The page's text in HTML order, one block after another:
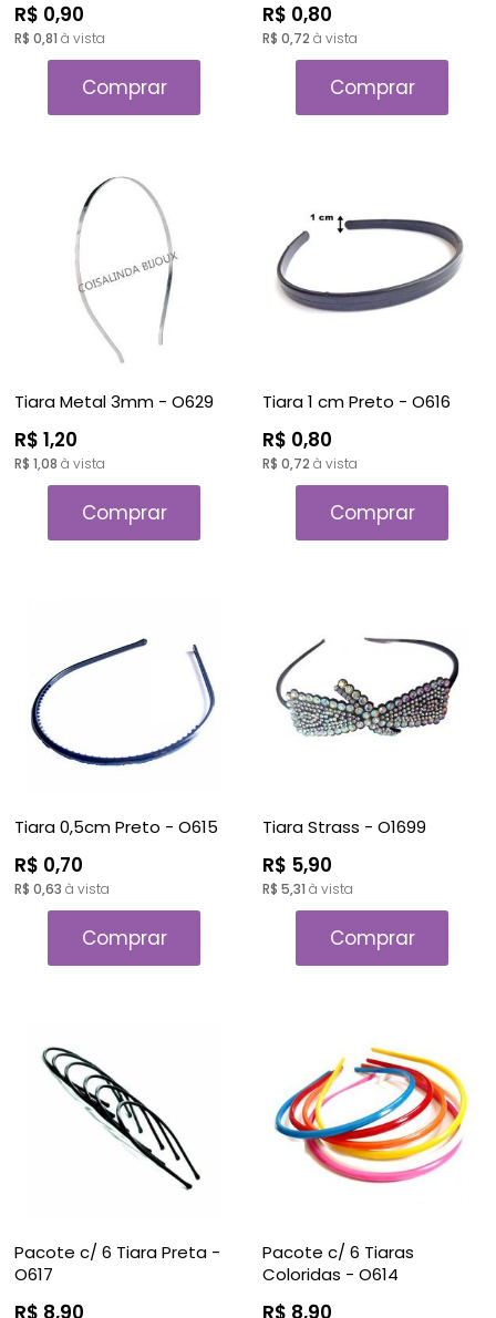
R$ 0,90
R$ 0,81 à vista
Comprar
R$ 0,80
R$ 0,72 à vista
Comprar
Tiara Metal 3mm - O629
R$ 1,20
R$ 1,08 à vista
Comprar
Tiara 1 cm Preto - O616
R$ 0,80
R$ 0,72 à vista
Comprar
Tiara 0,5cm Preto - O615
R$ 0,70
R$ 0,63 à vista
Comprar
Tiara Strass - O1699
R$ 5,90
R$ 5,31 à vista
Comprar
Pacote c/ 6 Tiara Preta -
O617
R$ 8,90
Pacote c/ 6 Tiaras
Coloridas - O614
R$ 8,90